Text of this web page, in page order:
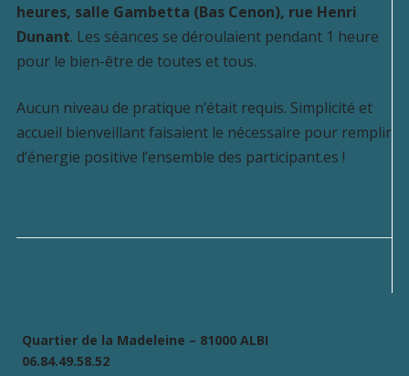
heures, salle Gambetta (Bas Cenon), rue Henri
Dunant. Les séances se déroulaient pendant 1 heure
pour le bien-être de toutes et tous.
Aucun niveau de pratique n’était requis. Simplicité et
accueil bienveillant faisaient le nécessaire pour remplir
d’énergie positive l’ensemble des participant.es !
Quartier de la Madeleine – 81000 ALBI
06.84.49.58.52